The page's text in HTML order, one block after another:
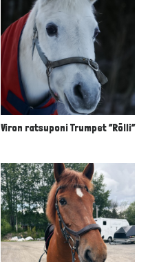
Viron ratsuponi Trumpet “Rölli”